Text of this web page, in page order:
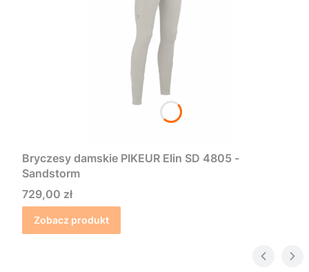
Bryczesy damskie PIKEUR Elin SD 4805 -
Sandstorm
Cena
729,00 zł
Zobacz produkt